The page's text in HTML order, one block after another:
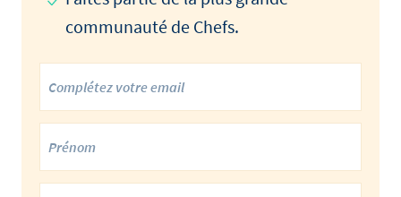
communauté de Chefs.